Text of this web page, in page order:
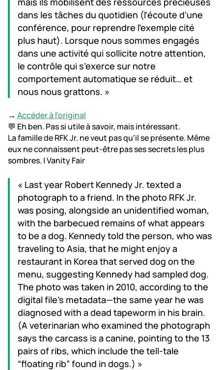
dans les tâches du quotidien (l’écoute d’une
conférence, pour reprendre l’exemple cité
plus haut). Lorsque nous sommes engagés
dans une activité qui sollicite notre attention,
le contrôle qui s’exerce sur notre
comportement automatique se réduit… et
nous nous grattons. »
→ Accéder à l'original
💬 Eh ben. Pas si utile à savoir, mais intéressant.
La famille de RFK Jr. ne veut pas qu'il se présente. Même
eux ne connaissent peut-être pas ses secrets les plus
sombres. | Vanity Fair
« Last year Robert Kennedy Jr. texted a
photograph to a friend. In the photo RFK Jr.
was posing, alongside an unidentified woman,
with the barbecued remains of what appears
to be a dog. Kennedy told the person, who was
traveling to Asia, that he might enjoy a
restaurant in Korea that served dog on the
menu, suggesting Kennedy had sampled dog.
The photo was taken in 2010, according to the
digital file’s metadata—the same year he was
diagnosed with a dead tapeworm in his brain.
(A veterinarian who examined the photograph
says the carcass is a canine, pointing to the 13
pairs of ribs, which include the tell-tale
“floating rib” found in dogs.) »